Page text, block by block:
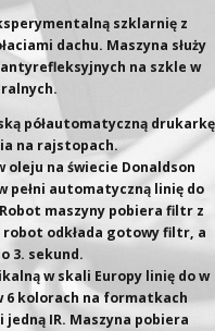
szklarnię z
dachu. Maszyna służy
na szkle w
półautomatyczną drukarkę
na rajstopach.
na świecie Donaldson
pełni automatyczną linię do
maszyny pobiera filtr z
odkłada gotowy filtr, a
3. sekund.
w skali Europy linię do w
6 kolorach na formatkach
IR. Maszyna pobiera